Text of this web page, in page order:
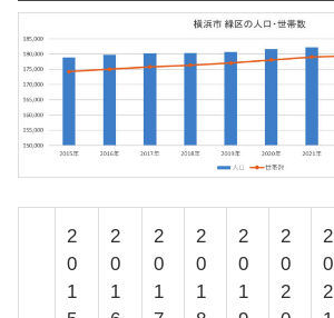
2
0
1
2
0
1
2
0
1
2
0
1
2
0
1
2
0
2
2
0
2